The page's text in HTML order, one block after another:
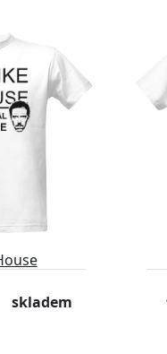
skladem